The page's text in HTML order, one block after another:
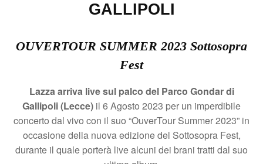
GALLIPOLI
OUVERTOUR SUMMER 2023 Sottosopra
Fest
Lazza arriva live sul palco del Parco Gondar di
Gallipoli (Lecce) il 6 Agosto 2023 per un imperdibile
concerto dal vivo con il suo “OuverTour Summer 2023” in
occasione della nuova edizione del Sottosopra Fest,
durante il quale porterà live alcuni dei brani tratti dal suo